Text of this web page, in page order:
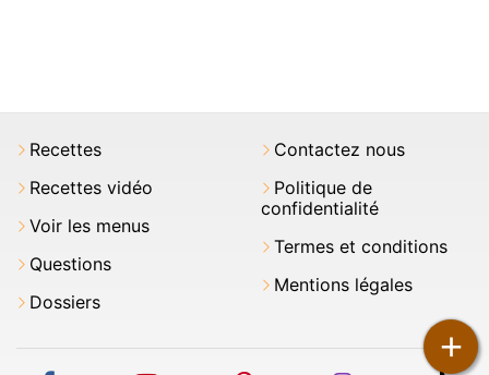
+
Recettes
Recettes vidéo
Voir les menus
Questions
Dossiers
Contactez nous
Politique de
confidentialité
Termes et conditions
Mentions légales